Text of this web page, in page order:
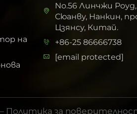
на
No.56 Линчжи
Сюанву, Нанкин,
Цзянсу, Китай.
+86-25 86666738
[email protected]
Политика за